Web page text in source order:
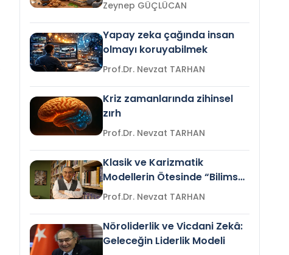
Zeynep GÜÇLÜCAN
Yapay zeka çağında insan
olmayı koruyabilmek
Prof.Dr. Nevzat TARHAN
Kriz zamanlarında zihinsel
zırh
Prof.Dr. Nevzat TARHAN
Klasik ve Karizmatik
Modellerin Ötesinde “Bilimsel
Liderlik”
Prof.Dr. Nevzat TARHAN
Nöroliderlik ve Vicdani Zekâ:
Geleceğin Liderlik Modeli